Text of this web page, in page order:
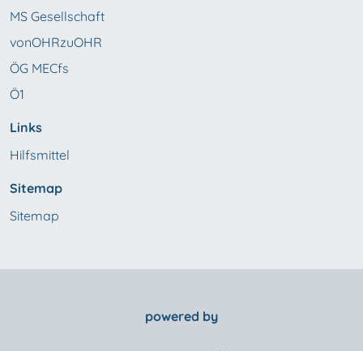
MS Gesellschaft
vonOHRzuOHR
ÖG MECfs
Ö1
Links
Hilfsmittel
Sitemap
Sitemap
powered by